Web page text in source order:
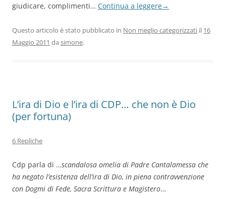
giudicare, complimenti… Continua a leggere→
Questo articolo è stato pubblicato in Non meglio categorizzati il 16
Maggio 2011 da simone.
L’ira di Dio e l’ira di CDP… che non è Dio
(per fortuna)
6 Repliche
Cdp parla di …scandalosa omelia di Padre Cantalamessa che
ha negato l’esistenza dell’ira di Dio, in piena contravvenzione
con Dogmi di Fede, Sacra Scrittura e Magistero…